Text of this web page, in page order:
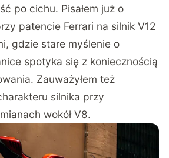
po cichu. Pisałem już o
patencie Ferrari na silnik V12
, gdzie stare myślenie o
spotyka się z koniecznością
Zauważyłem też
silnika przy
wokół V8.